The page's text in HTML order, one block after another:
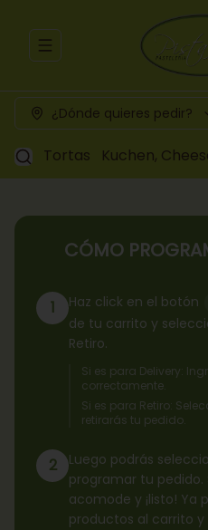
Abrir menu de
¿Dónde quieres pedir?
Tortas Kuchen,
CÓMO
1 Haz click en el botón
de tu carrito y
Retiro.
Si es para Delivery:
correctamente.
Si es para Retiro:
retirarás tu pedido.
2
Luego podrás
programar tu
acomode y ¡listo! Ya
productos al carrito y